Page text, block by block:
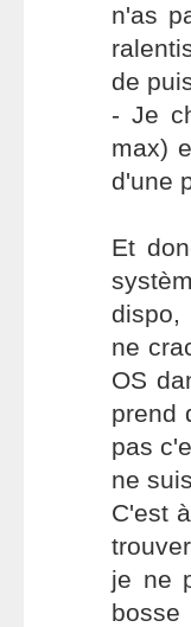
n'as
de
- Je
max)
d'une
Et
dispo,
ne
OS
prend
pas
ne
C'est
je ne
bosse